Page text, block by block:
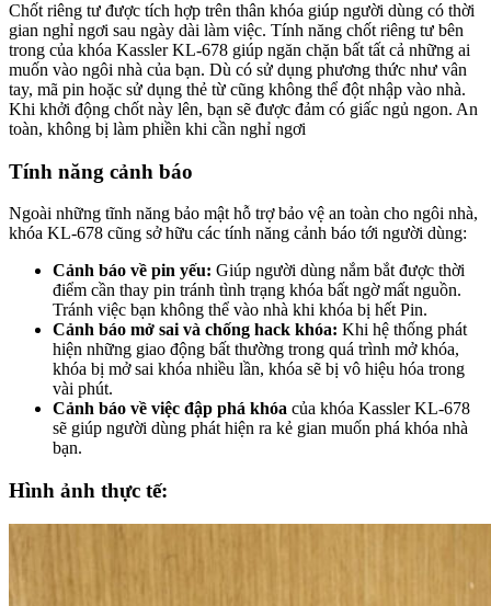
Chốt riêng tư được tích hợp trên thân khóa giúp người dùng có thời
gian nghỉ ngơi sau ngày dài làm việc. Tính năng chốt riêng tư bên
trong của khóa Kassler KL-678 giúp ngăn chặn bất tất cả những ai
muốn vào ngôi nhà của bạn. Dù có sử dụng phương thức như vân
tay, mã pin hoặc sử dụng thẻ từ cũng không thể đột nhập vào nhà.
Khi khởi động chốt này lên, bạn sẽ được đảm có giấc ngủ ngon. An
toàn, không bị làm phiền khi cần nghỉ ngơi
Tính năng cảnh báo
Ngoài những tĩnh năng bảo mật hỗ trợ bảo vệ an toàn cho ngôi nhà,
khóa KL-678 cũng sở hữu các tính năng cảnh báo tới người dùng:
Cảnh báo về pin yếu: Giúp người dùng nắm bắt được thời
điểm cần thay pin tránh tình trạng khóa bất ngờ mất nguồn.
Tránh việc bạn không thể vào nhà khi khóa bị hết Pin.
Cảnh báo mở sai và chống hack khóa: Khi hệ thống phát
hiện những giao động bất thường trong quá trình mở khóa,
khóa bị mở sai khóa nhiều lần, khóa sẽ bị vô hiệu hóa trong
vài phút.
Cảnh báo về việc đập phá khóa của khóa Kassler KL-678
sẽ giúp người dùng phát hiện ra kẻ gian muốn phá khóa nhà
bạn.
Hình ảnh thực tế: